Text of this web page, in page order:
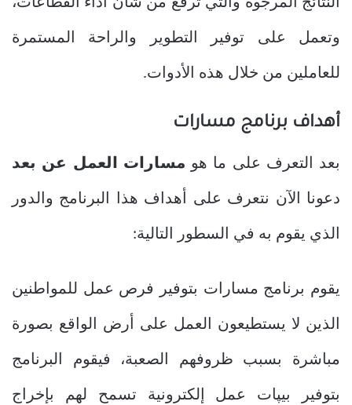
النتائج المرجوة والتي ترفع من شأن أداء القطاعات،
وتعمل على توفير التطوير والراحة المستمرة
للعاملين من خلال هذه الأدوات.
أهداف برنامج مسارات
بعد التعرف على ما هو مسارات العمل عن بعد
دعونا الآن نتعرف على أهداف هذا البرنامج والدور
الذي يقوم به في السطور التالية:
يقوم برنامج مسارات بتوفير فرص عمل للمواطنين
الذين لا يستطيعون العمل على أرض الواقع بصورة
مباشرة بسبب ظروفهم الصعبة، فيقوم البرنامج
بتوفير بيپات عمل إلكترونية تسمح لهم بإخراج